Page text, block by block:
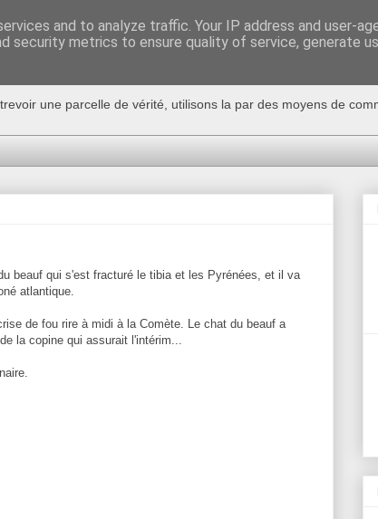
une parcelle de vérité, utilisons la par des moyens de
beauf qui s'est fracturé le tibia et les Pyrénées, et il va
atlantique.
de fou rire à midi à la Comète. Le chat du beauf a
la copine qui assurait l'intérim...
and to analyze traffic. Your IP address and user-
security metrics to ensure quality of service, generate